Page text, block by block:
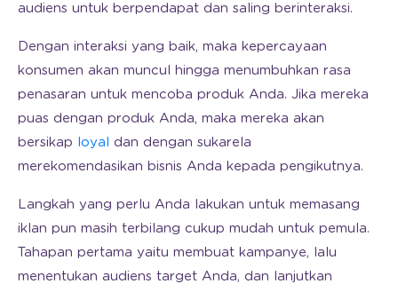
audiens untuk berpendapat dan saling berinteraksi.
Dengan interaksi yang baik, maka kepercayaan
konsumen akan muncul hingga menumbuhkan rasa
penasaran untuk mencoba produk Anda. Jika mereka
puas dengan produk Anda, maka mereka akan
bersikap loyal dan dengan sukarela
merekomendasikan bisnis Anda kepada pengikutnya.
Langkah yang perlu Anda lakukan untuk memasang
iklan pun masih terbilang cukup mudah untuk pemula.
Tahapan pertama yaitu membuat kampanye, lalu
menentukan audiens target Anda, dan lanjutkan